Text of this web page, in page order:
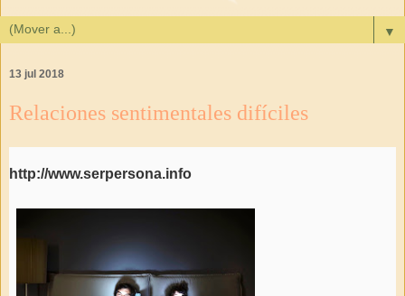
▼
13 jul 2018
Relaciones sentimentales difíciles
http://www.serpersona.info